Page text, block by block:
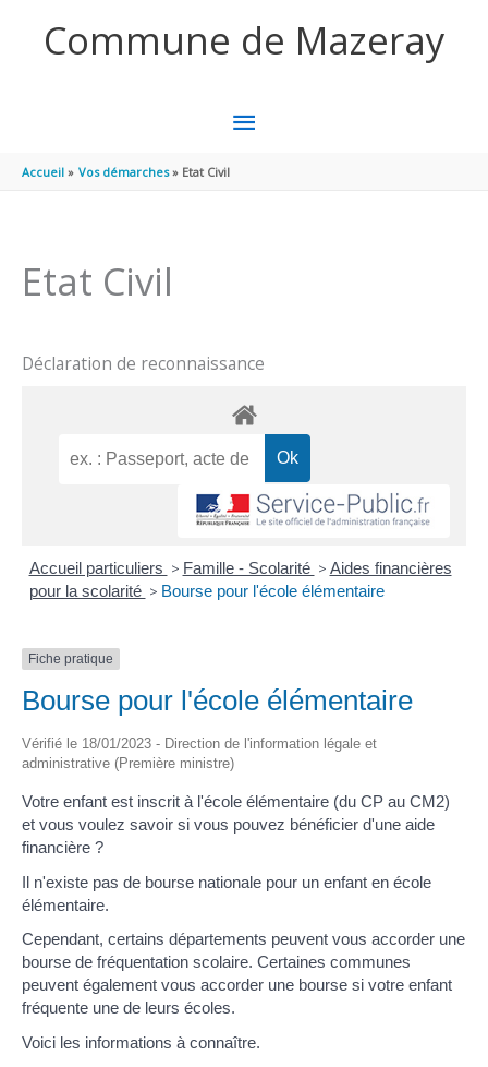
Commune de Mazeray
MENU
PRINCIPAL
Accueil Vos démarches Etat Civil
Etat Civil
Déclaration de reconnaissance
Accueil particuliers > Famille - Scolarité > Aides financières
pour la scolarité > Bourse pour l'école élémentaire
Fiche pratique
Bourse pour l'école élémentaire
Vérifié le 18/01/2023 - Direction de l'information légale et
administrative (Première ministre)
Votre enfant est inscrit à l'école élémentaire (du CP au CM2)
et vous voulez savoir si vous pouvez bénéficier d'une aide
financière ?
Il n'existe pas de bourse nationale pour un enfant en école
élémentaire.
Cependant, certains départements peuvent vous accorder une
bourse de fréquentation scolaire. Certaines communes
peuvent également vous accorder une bourse si votre enfant
fréquente une de leurs écoles.
Voici les informations à connaître.